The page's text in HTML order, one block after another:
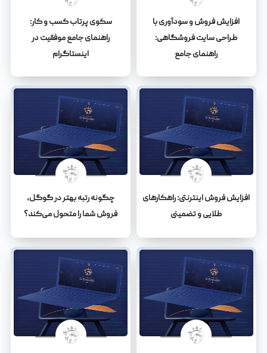
افزایش فروش و سودآوری با
طراحی سایت فروشگاهی:
راهنمای جامع
سکوی پرتاب کسب و کار:
راهنمای جامع موفقیت در
اینستاگرام
افزایش فروش اینترنتی: راهکارهای
طلایی و تضمینی
چگونه رتبه بهتر در گوگل،
فروش شما را متحول می‌کند؟